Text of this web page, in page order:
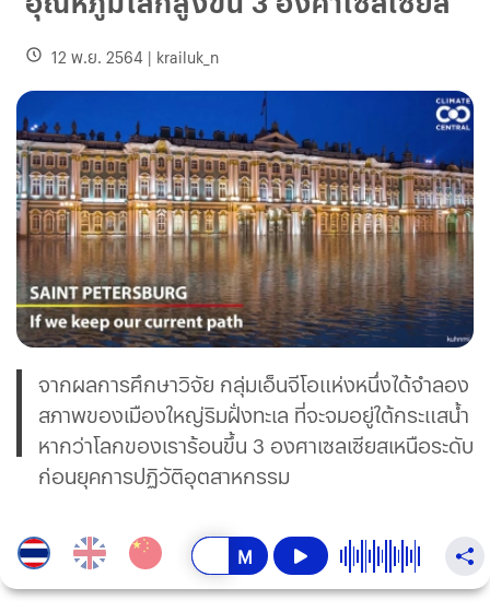
12 พ.ย. 2564 | krailuk_n
จากผลการศึกษาวิจัย กลุ่มเอ็นจีโอแห่งหนึ่งได้จำลอง
สภาพของเมืองใหญ่ริมฝั่งทะเล ที่จะจมอยู่ใต้กระแสน้ำ
หากว่าโลกของเราร้อนขึ้น 3 องศาเซลเซียสเหนือระดับ
ก่อนยุคการปฏิวัติอุตสาหกรรม